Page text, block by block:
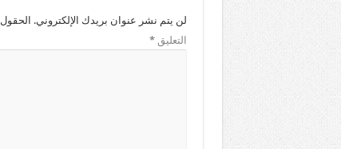
لن يتم نشر عنوان بريدك الإلكتروني.
التعليق*